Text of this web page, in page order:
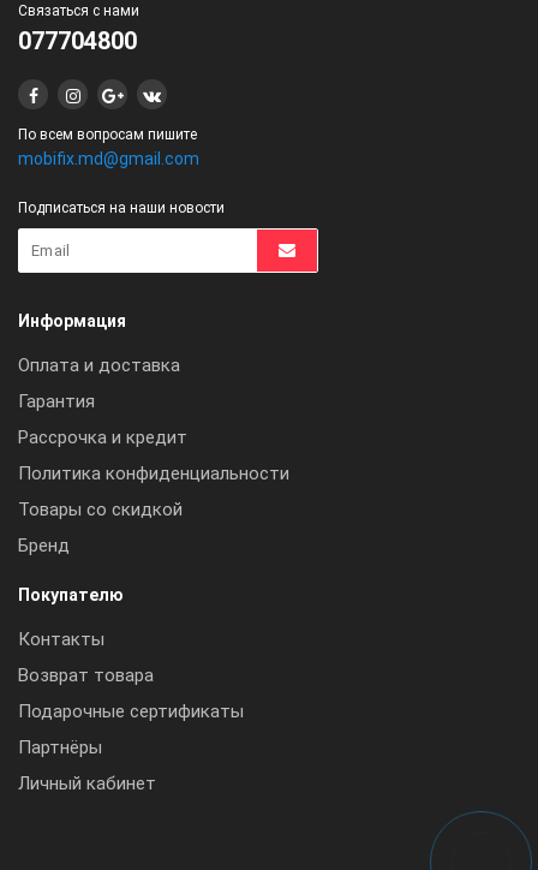
Связаться с нами
077704800
По всем вопросам пишите
mobifix.md@gmail.com
Подписаться на наши новости
Информация
Оплата и доставка
Гарантия
Рассрочка и кредит
Политика конфиденциальности
Товары со скидкой
Бренд
Покупателю
Контакты
Возврат товара
Подарочные сертификаты
Партнёры
Личный кабинет